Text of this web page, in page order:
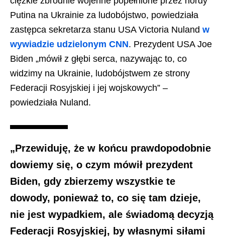
Putina na Ukrainie za ludobójstwo, powiedziała
zastępca sekretarza stanu USA Victoria Nuland w
wywiadzie udzielonym CNN. Prezydent USA Joe
Biden „mówił z głębi serca, nazywając to, co
widzimy na Ukrainie, ludobójstwem ze strony
Federacji Rosyjskiej i jej wojskowych” –
powiedziała Nuland.
„Przewiduję, że w końcu prawdopodobnie
dowiemy się, o czym mówił prezydent
Biden, gdy zbierzemy wszystkie te
dowody, ponieważ to, co się tam dzieje,
nie jest wypadkiem, ale świadomą decyzją
Federacji Rosyjskiej, by własnymi siłami